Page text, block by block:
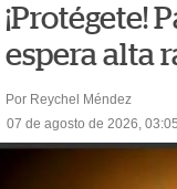
¡Protégete!
espera alta
Por Reychel Méndez
07 de agosto de 2026, 03:05